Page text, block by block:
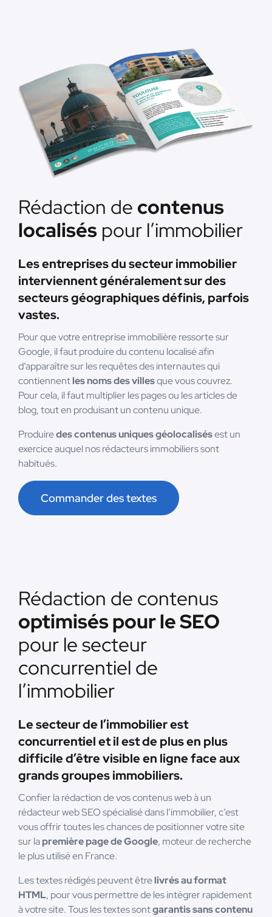
Rédaction de contenus
localisés pour l’immobilier
Les entreprises du secteur immobilier
interviennent généralement sur des
secteurs géographiques définis, parfois
vastes.
Pour que votre entreprise immobilière ressorte sur
Google, il faut produire du contenu localisé afin
d’apparaître sur les requêtes des internautes qui
contiennentles noms des villesque vous couvrez.
Pour cela, il faut multiplier les pages ou les articles de
blog, tout en produisant un contenu unique.
Produiredes contenus uniques géolocalisésest un
exercice auquel nos rédacteurs immobiliers sont
habitués.
Commander des textes
Rédaction de contenus
optimisés pour le SEO
pour le secteur
concurrentiel de
l’immobilier
Le secteur de l’immobilier est
concurrentiel et il est de plus en plus
difficile d’être visible en ligne face aux
grands groupes immobiliers.
Confier la rédaction de vos contenus web à un
rédacteur web SEO spécialisé dans l’immobilier, c’est
vous offrir toutes les chances de positionner votre site
sur lapremière page de Google, moteur de recherche
le plus utilisé en France.
Les textes rédigés peuvent êtrelivrés au format
HTML, pour vous permettre de les intégrer rapidement
à votre site. Tous les textes sontgarantis sans contenu